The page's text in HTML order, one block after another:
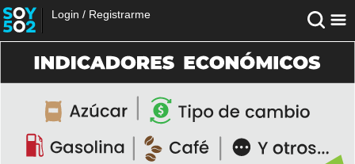
Login / Registrarme